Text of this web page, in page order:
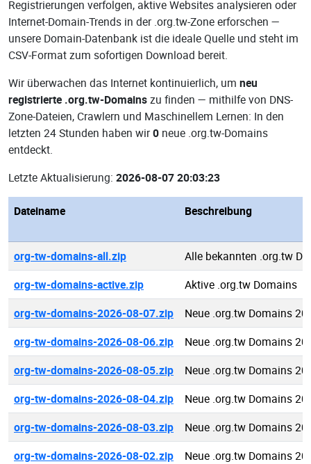
Registrierungen verfolgen, aktive Websites analysieren oder
Internet-Domain-Trends in der .org.tw-Zone erforschen —
unsere Domain-Datenbank ist die ideale Quelle und steht im
CSV-Format zum sofortigen Download bereit.
Wir überwachen das Internet kontinuierlich, um neu
registrierte .org.tw-Domainszu finden — mithilfe von DNS-
Zone-Dateien, Crawlern und Maschinellem Lernen: In den
letzten 24 Stunden haben wir0 neue .org.tw-Domains
entdeckt.
Letzte Aktualisierung: 2026-08-07 20:03:23
Dateiname Beschreibung
org-tw-domains-all.zip
Alle bekannten .org.tw
org-tw-domains-active.zip
Aktive .org.tw Domains
org-tw-domains-2026-08-07.zip
Neue .org.tw Domains
org-tw-domains-2026-08-06.zip
Neue .org.tw Domains
org-tw-domains-2026-08-05.zip
Neue .org.tw Domains
org-tw-domains-2026-08-04.zip
Neue .org.tw Domains
org-tw-domains-2026-08-03.zip
Neue .org.tw Domains
org-tw-domains-2026-08-02.zip
Neue .org.tw Domains